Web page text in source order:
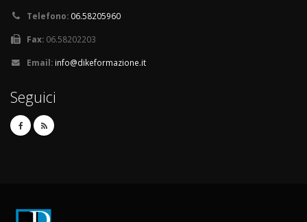
Telefono: 06.58205960
Fax: 06.58202203
Email: info@dikeformazione.it
Seguici